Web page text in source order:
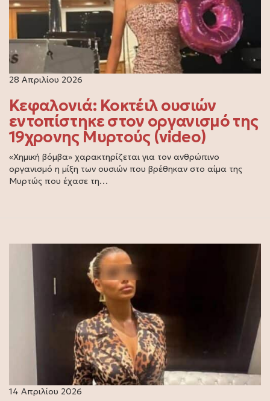
28 Απριλίου 2026
Κεφαλονιά: Κοκτέιλ ουσιών
εντοπίστηκε στον οργανισμό της
19χρονης Μυρτούς (video)
«Χημική βόμβα» χαρακτηρίζεται για τον ανθρώπινο
οργανισμό η μίξη των ουσιών που βρέθηκαν στο αίμα της
Μυρτώς που έχασε τη…
14 Απριλίου 2026